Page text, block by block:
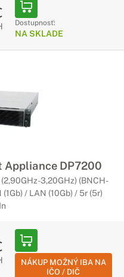
Dostupnosť:
NA SKLADE
DP7200
3,20GHz) (BNCH-
/ LAN (10Gb) / 5r (5r)
NÁKUP MOŽNÝ IBA NA
IČO / DIČ